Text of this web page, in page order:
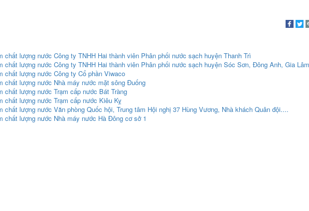
chất lượng nước Công ty TNHH Hai thành viên Phân phối nước sạch huyện Thanh Trì
chất lượng nước Công ty TNHH Hai thành viên Phân phối nước sạch huyện Sóc Sơn, Đông Anh, Gia Lâm
chất lượng nước Công ty Cổ phần Viwaco
chất lượng nước Nhà máy nước mặt sông Đuống
chất lượng nước Trạm cấp nước Bát Tràng
chất lượng nước Trạm cấp nước Kiêu Kỵ
chất lượng nước Văn phòng Quốc hội, Trung tâm Hội nghị 37 Hùng Vương, Nhà khách Quân đội....
chất lượng nước Nhà máy nước Hà Đông cơ sở 1